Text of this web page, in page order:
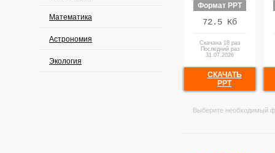
Математика
Астрономия
Экология
Формат PPT
72.5 Кб
Скачана 18 раз
Последний раз
31.07.2026
СКАЧАТЬ
PPT
Выберите необходимый